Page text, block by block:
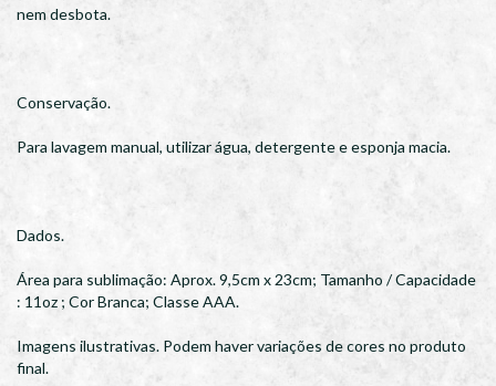
nem desbota.
Conservação.
Para lavagem manual, utilizar água, detergente e esponja macia.
Dados.
Área para sublimação: Aprox. 9,5cm x 23cm; Tamanho / Capacidade
: 11oz ; Cor Branca; Classe AAA.
Imagens ilustrativas. Podem haver variações de cores no produto
final.